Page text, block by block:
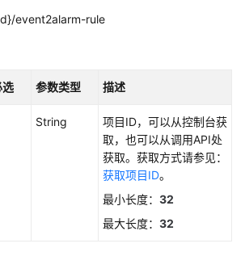
event2alarm-rule
选 参数类型 描述
String
项目ID，可以从控制台获
取，也可以从调用API处
获取。获取方式请参见：
获取项目ID。
最小长度： 32
最大长度： 32